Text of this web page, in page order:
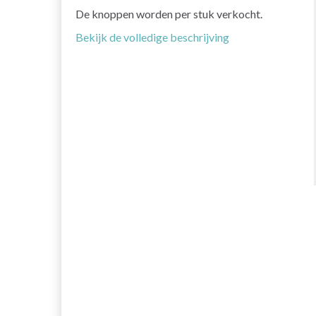
De knoppen worden per stuk verkocht.
Bekijk de volledige beschrijving